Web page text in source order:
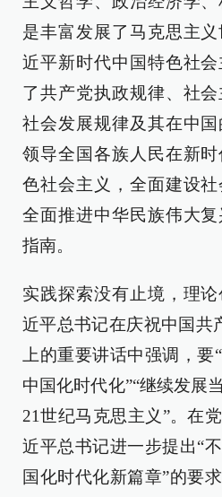
是丰富发展了马克思主
近平新时代中国特色社
了共产党执政规律、社
社会发展规律及其在中
领导全国各族人民在新
色社会主义，全面建设社
全面推进中华民族伟大
指南。
实践探索没有止境，理
近平总书记在庆祝中国共
上的重要讲话中强调，
中国化时代化”“继续发展
21世纪马克思主义”。在
近平总书记进一步提出“
国化时代化新篇章”的要